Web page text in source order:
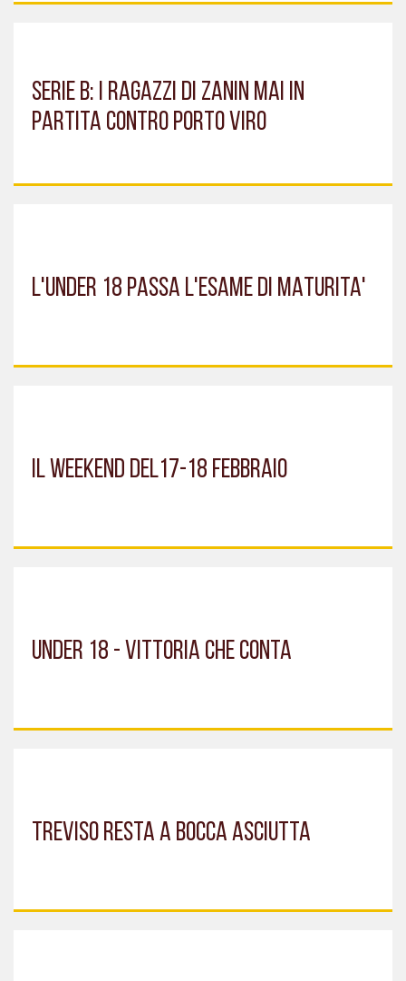
SERIE B: I RAGAZZI DI ZANIN MAI IN
PARTITA CONTRO PORTO VIRO
L'UNDER 18 PASSA L'ESAME DI MATURITA'
IL WEEKEND DEL17-18 FEBBRAIO
UNDER 18 - VITTORIA CHE CONTA
TREVISO RESTA A BOCCA ASCIUTTA